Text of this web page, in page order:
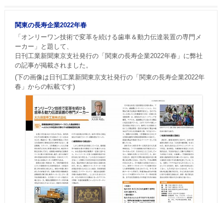
関東の長寿企業2022年春
「オンリーワン技術で変革を続ける歯車＆動力伝達装置の専門メ
ーカー」と題して、
日刊工業新聞東京支社発行の「関東の長寿企業2022年春」に弊社
の記事が掲載されました。
(下の画像は日刊工業新聞東京支社発行の「関東の長寿企業2022年
春」からの転載です)